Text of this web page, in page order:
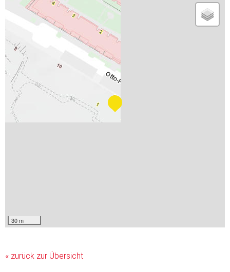
30 m
« zurück zur Übersicht